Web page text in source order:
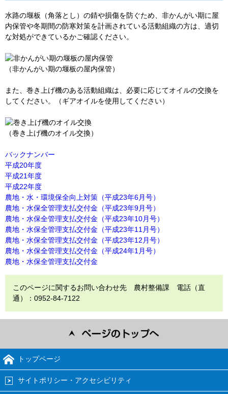
水路の堰板（角落とし）の錆や損傷を防ぐため、非かんがい期に屋
内保管や冬期間の防寒対策を計画されている活動組織の方は、適切
な対処ができているかご確認ください。
（非かんがい期の堰板の屋内保管）
また、巻き上げ機のある活動組織は、必要に応じてオイルの交換を
してください。（ギアオイルを使用してください）
（巻き上げ機のオイル交換）
バックナンバー
平成20年度
平成21年度
平成22年度
農地・水・環境保全向上対策（平成23年6月号）
農地・水保全管理支払交付金（平成23年9月号）
農地・水保全管理支払交付金（平成23年10月号）
農地・水保全管理支払交付金（平成23年11月号）
農地・水保全管理支払交付金（平成23年12月号）
農地・水保全管理支払交付金（平成24年1月号）
農地・水保全管理支払交付金
このページに関するお問い合わせ先 農村整備課 電話（直
通）：0952-84-7122
トップページ
サイトポリシー・アクセシビリティ